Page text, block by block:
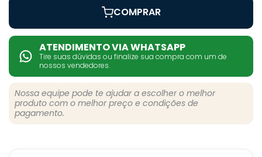
COMPRAR
ATENDIMENTO VIA WHATSAPP
Tire suas dúvidas ou finalize sua compra com um de
nossos vendedores.
Nossa equipe pode te ajudar a escolher o melhor
produto com o melhor preço e condições de
pagamento.